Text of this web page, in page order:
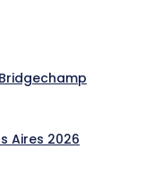
Aires 2026